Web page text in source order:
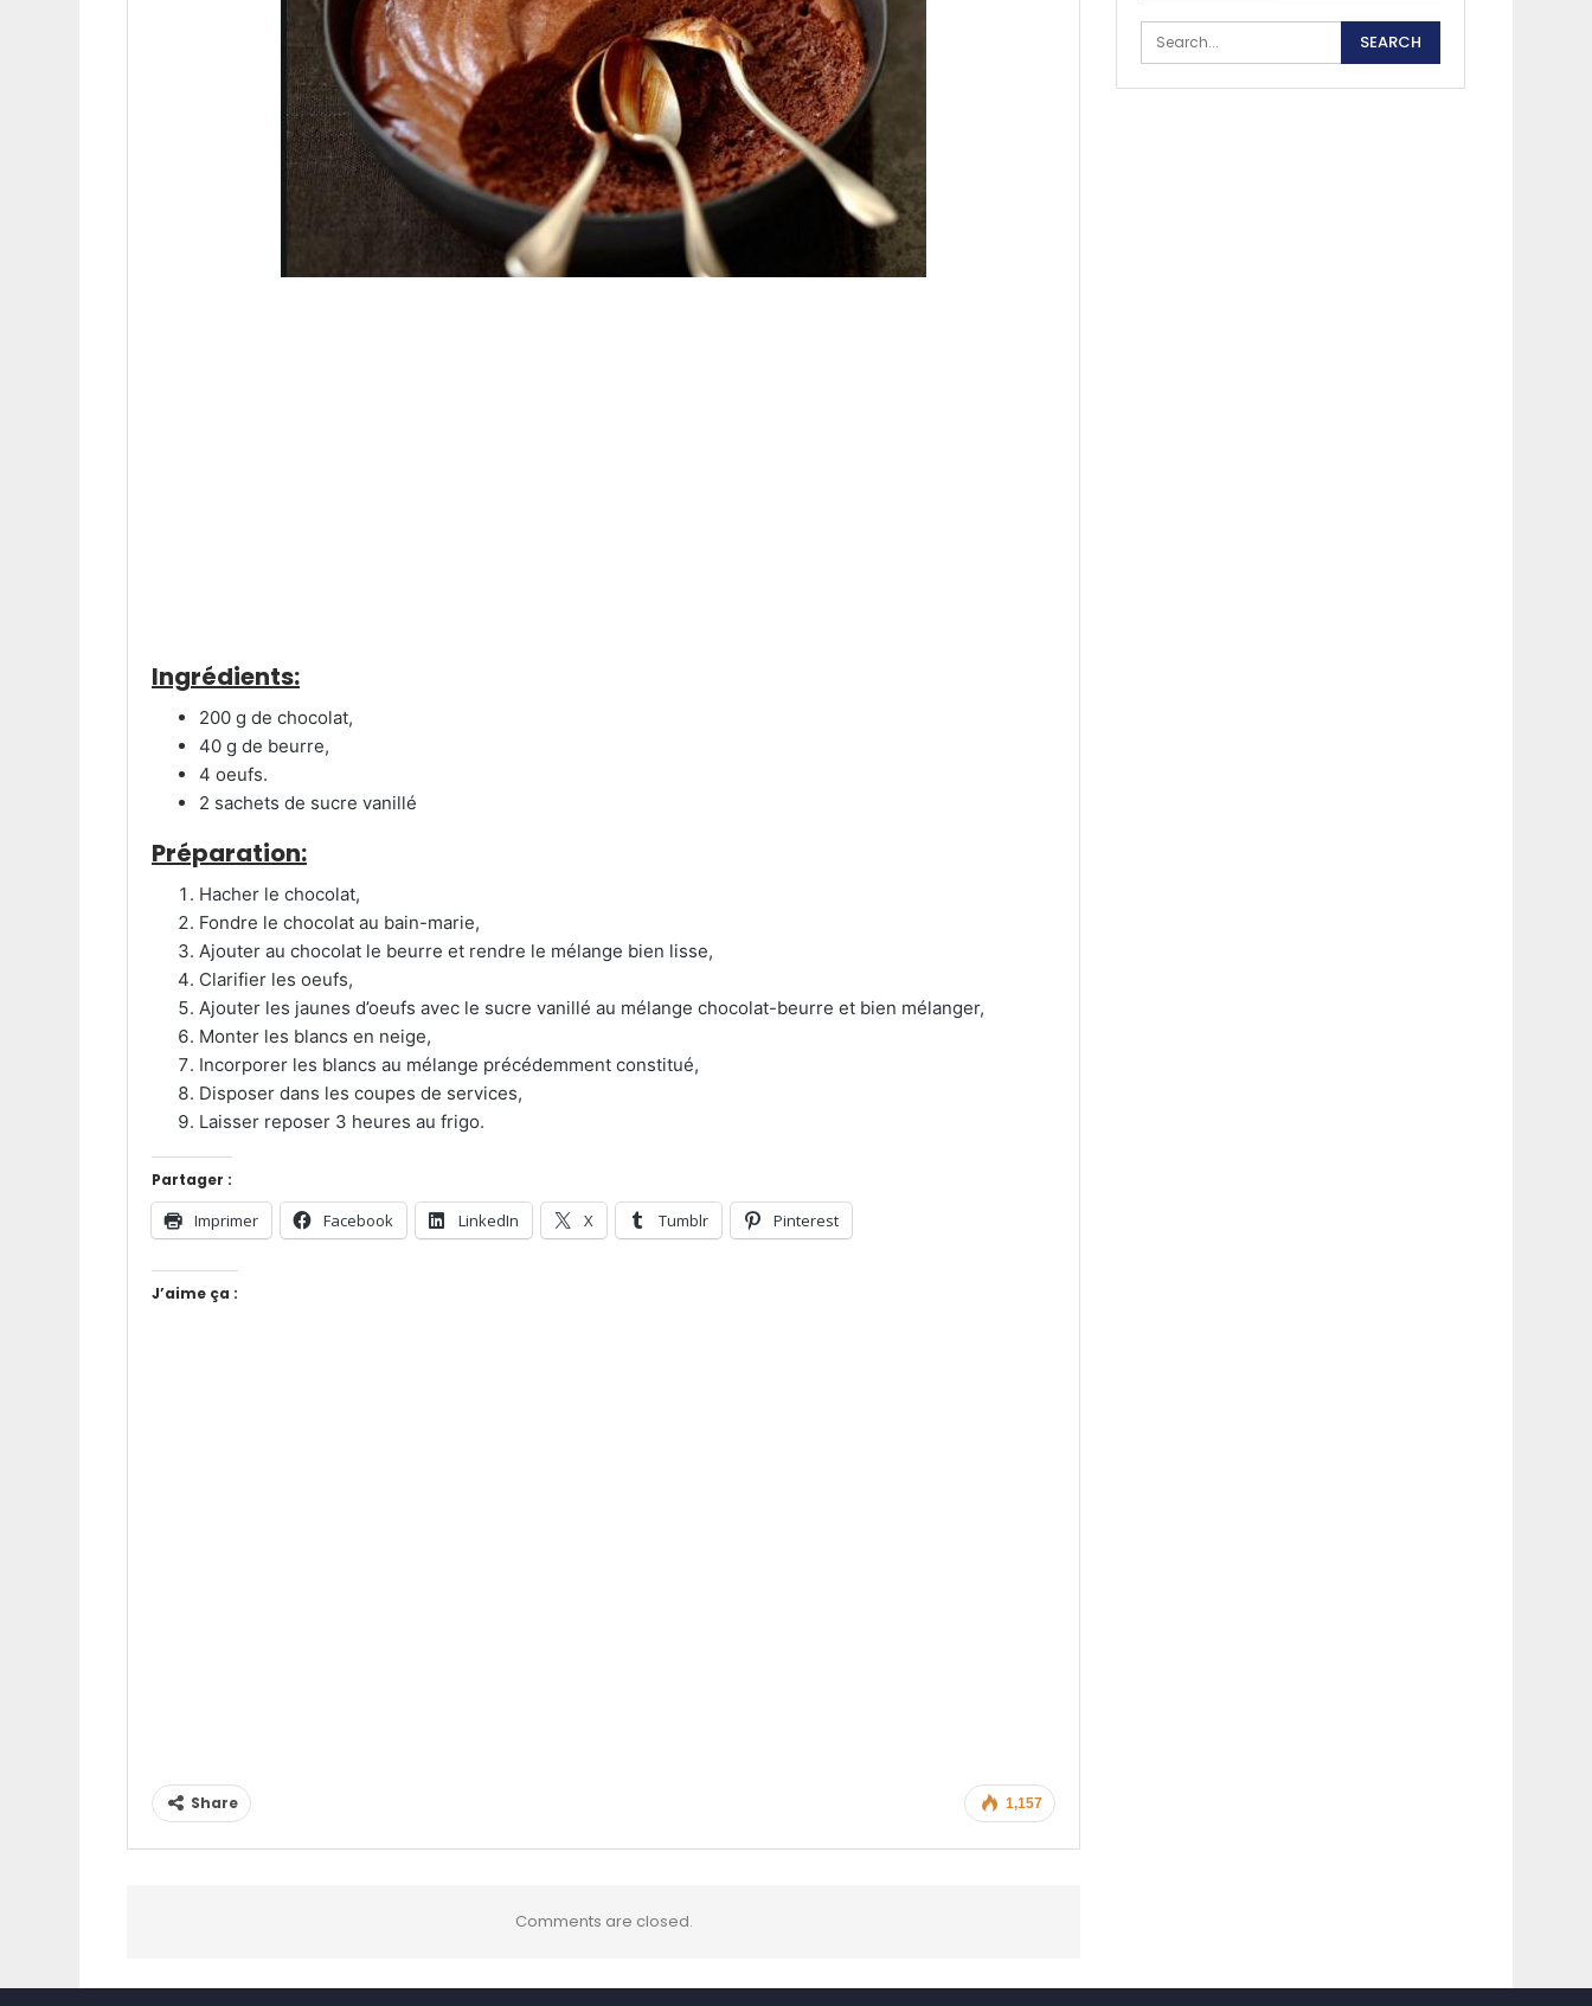
Ingrédients:
200 g de chocolat,
40 g de beurre,
4 oeufs.
2 sachets de sucre vanillé
Préparation:
Hacher le chocolat,
Fondre le chocolat au bain-marie,
Ajouter au chocolat le beurre et rendre le mélange bien lisse,
Clarifier les oeufs,
Ajouter les jaunes d’oeufs avec le sucre vanillé au mélange chocolat-beurre et bien mélanger,
Monter les blancs en neige,
Incorporer les blancs au mélange précédemment constitué,
Disposer dans les coupes de services,
Laisser reposer 3 heures au frigo.
Partager :
Imprimer Facebook LinkedIn X Tumblr Pinterest
J’aime ça :
1,157
Share
Comments are closed.